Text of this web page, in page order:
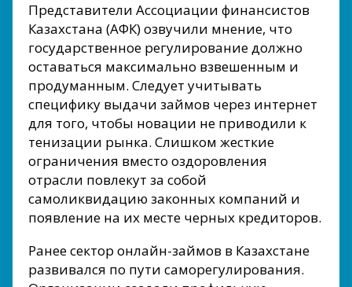
Представители Ассоциации финансистов
Казахстана (АФК) озвучили мнение, что
государственное регулирование должно
оставаться максимально взвешенным и
продуманным. Следует учитывать
специфику выдачи займов через интернет
для того, чтобы новации не приводили к
тенизации рынка. Слишком жесткие
ограничения вместо оздоровления
отрасли повлекут за собой
самоликвидацию законных компаний и
появление на их месте черных кредиторов.
Ранее сектор онлайн-займов в Казахстане
развивался по пути саморегулирования.